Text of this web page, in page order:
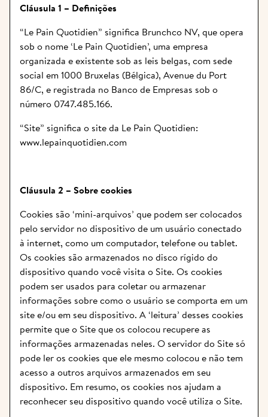
Cláusula 1 – Definições
“Le Pain Quotidien” significa Brunchco NV, que opera
sob o nome ‘Le Pain Quotidien’, uma empresa
organizada e existente sob as leis belgas, com sede
social em 1000 Bruxelas (Bélgica), Avenue du Port
86/C, e registrada no Banco de Empresas sob o
número 0747.485.166.
www.lepainquotidien.com
Cláusula 2 – Sobre cookies
Cookies são ‘mini-arquivos’ que podem ser colocados
pelo servidor no dispositivo de um usuário conectado
à internet, como um computador, telefone ou tablet.
Os cookies são armazenados no disco rígido do
dispositivo quando você visita o Site. Os cookies
podem ser usados para coletar ou armazenar
informações sobre como o usuário se comporta em um
site e/ou em seu dispositivo. A ‘leitura’ desses cookies
permite que o Site que os colocou recupere as
informações armazenadas neles. O servidor do Site só
pode ler os cookies que ele mesmo colocou e não tem
acesso a outros arquivos armazenados em seu
dispositivo. Em resumo, os cookies nos ajudam a
reconhecer seu dispositivo quando você utiliza o Site.